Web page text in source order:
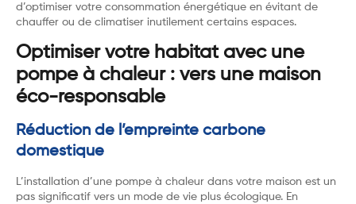
d’optimiser votre consommation énergétique en évitant de
chauffer ou de climatiser inutilement certains espaces.
Optimiser votre habitat avec une
pompe à chaleur : vers une maison
éco-responsable
Réduction de l’empreinte carbone
domestique
L’installation d’une pompe à chaleur dans votre maison est un
pas significatif vers un mode de vie plus écologique. En